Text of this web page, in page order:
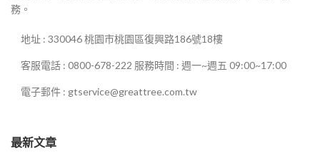
務。
地址 : 330046 桃園市桃園區復興路186號18樓
客服電話 : 0800-678-222 服務時間 : 週一~週五 09:00~17:00
電子郵件 : gtservice@greattree.com.tw
最新文章